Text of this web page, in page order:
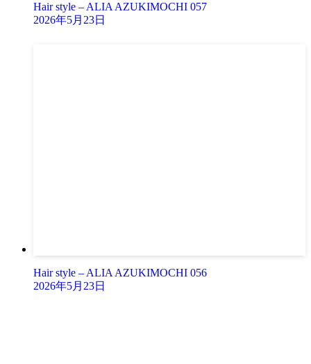
Hair style – ALIA AZUKIMOCHI 057
2026年5月23日
Hair style – ALIA AZUKIMOCHI 056
2026年5月23日